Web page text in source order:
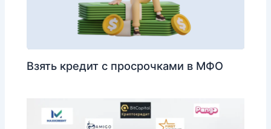
Взять кредит с просрочками в МФО